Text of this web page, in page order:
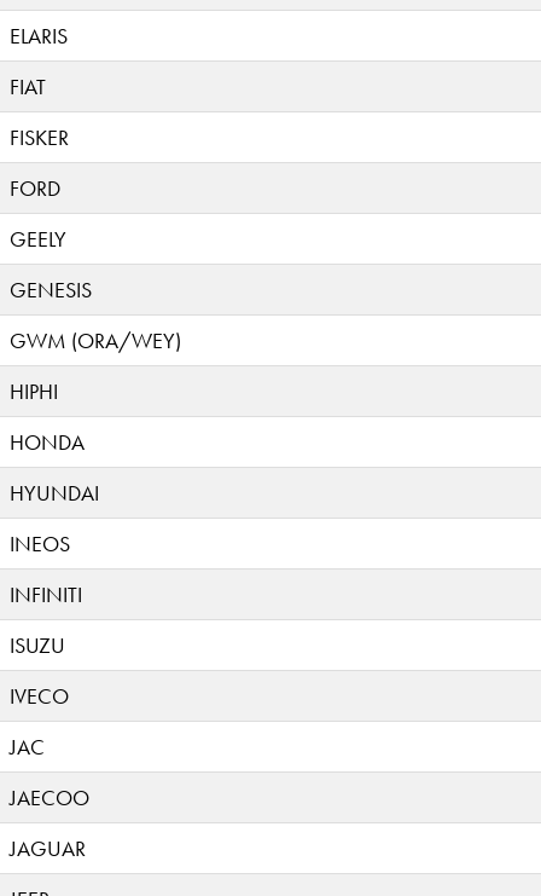
ELARIS
FIAT
FISKER
FORD
GEELY
GENESIS
GWM (ORA/WEY)
HIPHI
HONDA
HYUNDAI
INEOS
INFINITI
ISUZU
IVECO
JAC
JAECOO
JAGUAR